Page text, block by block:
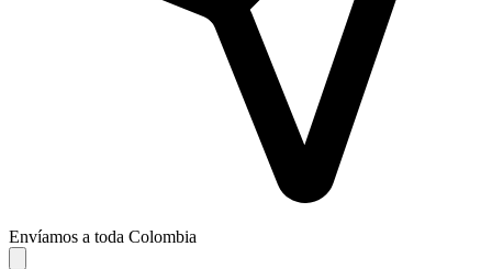
Envíamos a toda Colombia